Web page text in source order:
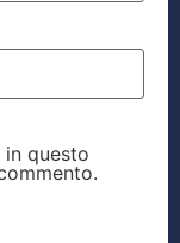
in questo